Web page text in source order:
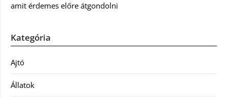
amit érdemes előre átgondolni
Kategória
Ajtó
Állatok